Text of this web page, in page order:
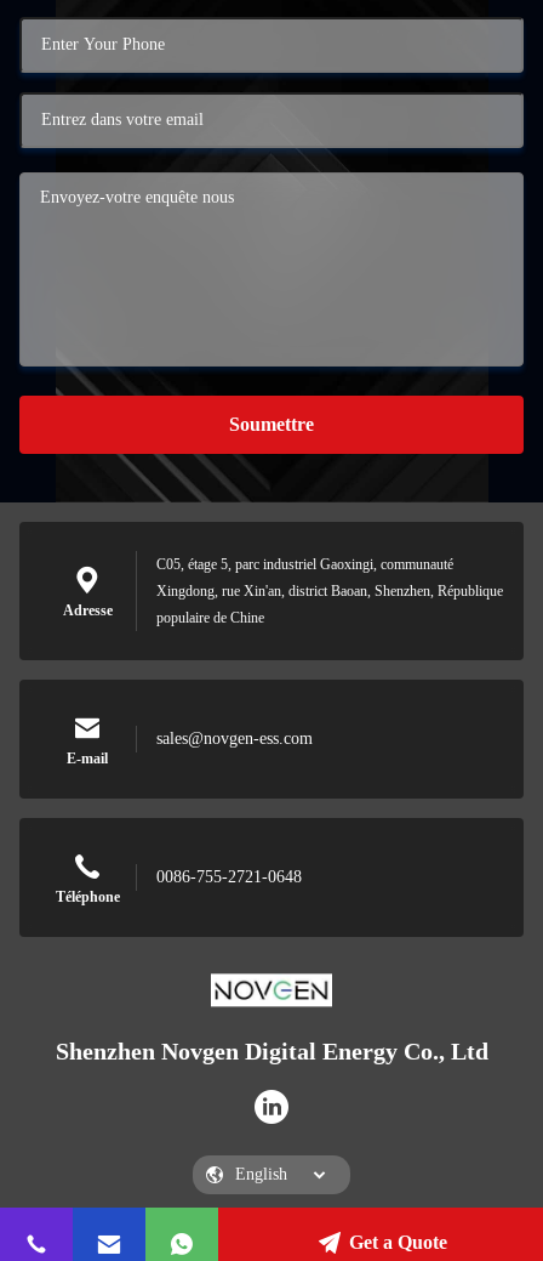
Soumettre
Adresse
C05, étage 5, parc industriel Gaoxingi, communauté
Xingdong, rue Xin'an, district Baoan, Shenzhen, République
populaire de Chine
E-mail
sales@novgen-ess.com
Téléphone
0086-755-2721-0648
Shenzhen Novgen Digital Energy Co., Ltd
Shenzhen Novgen Digital Energy Co., LtdGet a Quote